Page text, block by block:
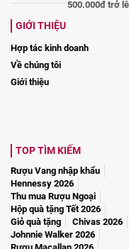
500.000đ trở
GIỚI THIỆU
Hợp tác kinh doanh
Về chúng tôi
Giới thiệu
TOP TÌM KIẾM
Rượu Vang nhập khẩu
Hennessy 2026
Thu mua Rượu Ngoại
Hộp quà tặng Tết 2026
Giỏ quà tặng
Chivas 2026
Johnnie Walker 2026
Rượu Macallan 2026